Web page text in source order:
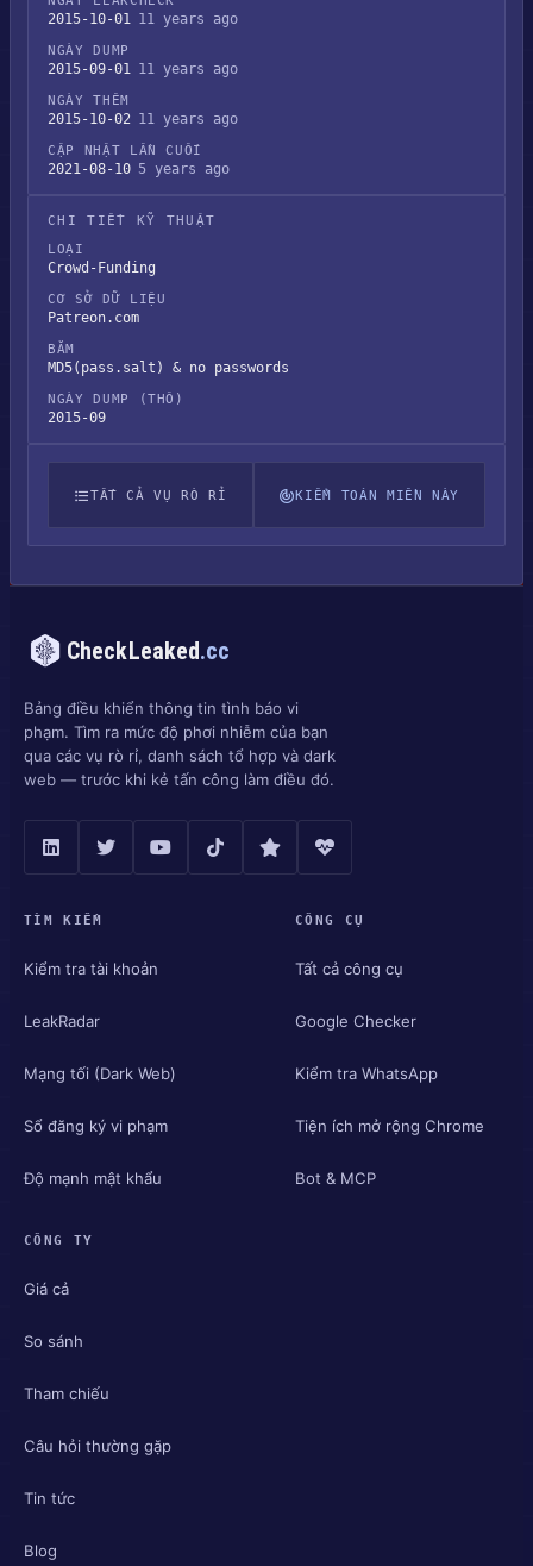
2015-10-01 11 years ago
NGÀY DUMP
2015-09-01 11 years ago
NGÀY THÊM
2015-10-02 11 years ago
CẬP NHẬT LẦN CUỐI
2021-08-10 5 years ago
CHI TIẾT KỸ THUẬT
LOẠI
Crowd-Funding
CƠ SỞ DỮ LIỆU
Patreon.com
BĂM
MD5(pass.salt) & no passwords
NGÀY DUMP (THÔ)
2015-09
TẤT CẢ VỤ RÒ RỈ KIỂM TOÁN MIỀN NÀY
CheckLeaked.cc
Bảng điều khiển thông tin tình báo vi
phạm. Tìm ra mức độ phơi nhiễm của bạn
qua các vụ rò rỉ, danh sách tổ hợp và dark
web — trước khi kẻ tấn công làm điều đó.
TÌM KIẾM
Kiểm tra tài khoản
LeakRadar
Mạng tối (Dark Web)
Sổ đăng ký vi phạm
Độ mạnh mật khẩu
CÔNG CỤ
Tất cả công cụ
Google Checker
Kiểm tra WhatsApp
Tiện ích mở rộng Chrome
Bot & MCP
CÔNG TY
Giá cả
So sánh
Tham chiếu
Câu hỏi thường gặp
Tin tức
Blog